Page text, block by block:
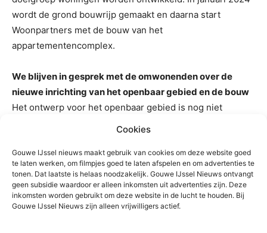
Cookies
Gouwe IJssel nieuws maakt gebruik van cookies om deze website goed
te laten werken, om filmpjes goed te laten afspelen en om advertenties te
tonen. Dat laatste is helaas noodzakelijk. Gouwe IJssel Nieuws ontvangt
geen subsidie waardoor er alleen inkomsten uit advertenties zijn. Deze
inkomsten worden gebruikt om deze website in de lucht te houden. Bij
Gouwe IJssel Nieuws zijn alleen vrijwilligers actief.
wordt de grond bouwrijp gemaakt en daarna start
Woonpartners met de bouw van het
appartementencomplex.
We blijven in gesprek met de omwonenden over de
nieuwe inrichting van het openbaar gebied en de bouw
Het ontwerp voor het openbaar gebied is nog niet
definitief. Om van een voorlopig naar definitief ontwerp te
bouw zijn er uitgangspunten opgenomen met
Woonpartners, waarbij nadrukkelijk aandacht is voor
overlast en communicatie.